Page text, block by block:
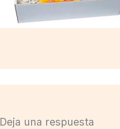
Deja una respuesta